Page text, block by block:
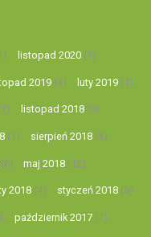
listopad 2020(1)
2019 (3) luty 2019 (1)
listopad 2018(9)
(1) sierpień 2018(4)
maj 2018 (12)
2018(4) styczeń 2018(6)
październik 2017 (7)